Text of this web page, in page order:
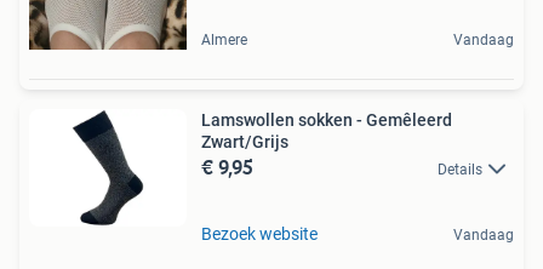
Almere Vandaag
Lamswollen sokken - Gemêleerd
Zwart/Grijs
€ 9,95 Details
Bezoek website Vandaag